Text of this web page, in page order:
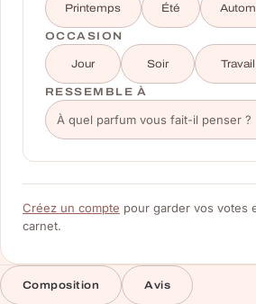
Printemps Été
OCCASION
Jour Soir Travail
RESSEMBLE À
Créez un compte pour garder vos votes
carnet.
Composition Avis